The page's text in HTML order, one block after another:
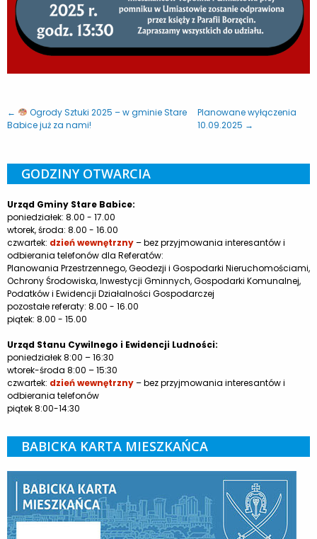
←
Ogrody Sztuki 2025 – w gminie Stare
Babice już za nami!
Planowane wyłączenia
10.09.2025 →
GODZINY OTWARCIA
Urząd Gminy Stare Babice:
poniedziałek: 8.00 - 17.00
wtorek, środa: 8.00 - 16.00
czwartek: dzień wewnętrzny– bez przyjmowania interesantów i
odbierania telefonów dla Referatów:
Planowania Przestrzennego, Geodezji i Gospodarki Nieruchomościami,
Ochrony Środowiska, Inwestycji Gminnych, Gospodarki Komunalnej,
Podatków i Ewidencji Działalności Gospodarczej
pozostałe referaty: 8.00 - 16.00
piątek: 8.00 - 15.00
Urząd Stanu Cywilnego i Ewidencji Ludności:
poniedziałek 8:00 – 16:30
wtorek-środa 8:00 – 15:30
czwartek: dzień wewnętrzny– bez przyjmowania interesantów i
odbierania telefonów
piątek 8:00-14:30
BABICKA KARTA MIESZKAŃCA